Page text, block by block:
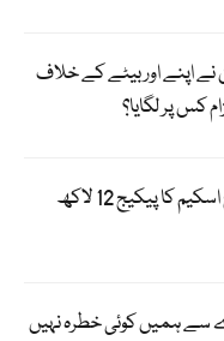
اپنے اور بیٹے کے خلاف
کس پر لگایا؟
اگلے سال کیلئے 40 روزہ حج اسکیم کا پیکیج 12 لاکھ
سے ہمیں کوئی خطرہ نہیں